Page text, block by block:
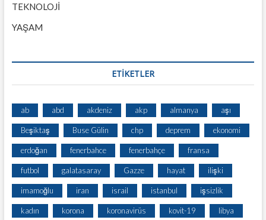
TEKNOLOJİ
YAŞAM
ETİKETLER
ab abd akdeniz akp almanya aşı
Beşiktaş Buse Gülin chp deprem ekonomi
erdoğan fenerbahce fenerbahçe fransa
futbol galatasaray Gazze hayat ilişki
imamoğlu iran israil istanbul işsizlik
kadın korona koronavirüs kovit-19 libya